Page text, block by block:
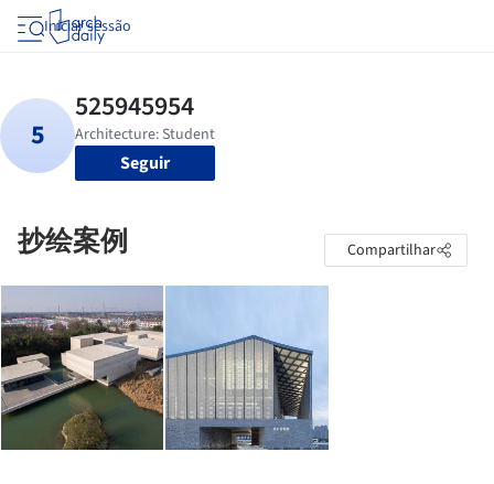
Iniciar sessão
Seguir
抄绘案例 Compartilhar